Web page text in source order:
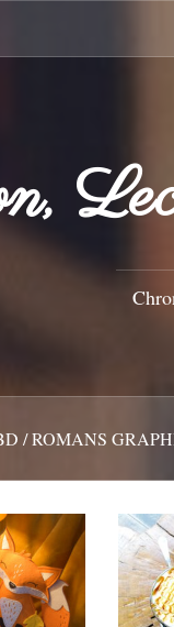
/ ROMANS